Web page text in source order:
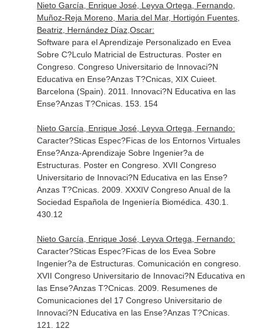
Nieto García, Enrique José, Leyva Ortega, Fernando,
Muñoz-Reja Moreno, Maria del Mar, Hortigón Fuentes,
Beatriz, Hernández Díaz,Oscar:
Software para el Aprendizaje Personalizado en Evea
Sobre C?Lculo Matricial de Estructuras. Poster en
Congreso. Congreso Universitario de Innovaci?N
Educativa en Ense?Anzas T?Cnicas, XIX Cuieet.
Barcelona (Spain). 2011. Innovaci?N Educativa en las
Ense?Anzas T?Cnicas. 153. 154
Nieto García, Enrique José, Leyva Ortega, Fernando:
Caracter?Sticas Espec?Ficas de los Entornos Virtuales
Ense?Anza-Aprendizaje Sobre Ingenier?a de
Estructuras. Poster en Congreso. XVII Congreso
Universitario de Innovaci?N Educativa en las Ense?
Anzas T?Cnicas. 2009. XXXIV Congreso Anual de la
Sociedad Española de Ingeniería Biomédica. 430.1.
430.12
Nieto García, Enrique José, Leyva Ortega, Fernando:
Caracter?Sticas Espec?Ficas de los Evea Sobre
Ingenier?a de Estructuras. Comunicación en congreso.
XVII Congreso Universitario de Innovaci?N Educativa en
las Ense?Anzas T?Cnicas. 2009. Resumenes de
Comunicaciones del 17 Congreso Universitario de
Innovaci?N Educativa en las Ense?Anzas T?Cnicas.
121. 122